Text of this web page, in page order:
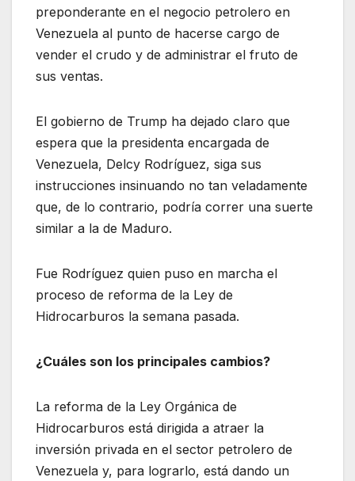
preponderante en el negocio petrolero en
Venezuela al punto de hacerse cargo de
vender el crudo y de administrar el fruto de
sus ventas.
El gobierno de Trump ha dejado claro que
espera que la presidenta encargada de
Venezuela, Delcy Rodríguez, siga sus
instrucciones insinuando no tan veladamente
que, de lo contrario, podría correr una suerte
similar a la de Maduro.
Fue Rodríguez quien puso en marcha el
proceso de reforma de la Ley de
Hidrocarburos la semana pasada.
¿Cuáles son los principales cambios?
La reforma de la Ley Orgánica de
Hidrocarburos está dirigida a atraer la
inversión privada en el sector petrolero de
Venezuela y, para lograrlo, está dando un